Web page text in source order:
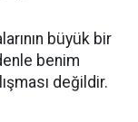
büyük bir
benim
değildir.